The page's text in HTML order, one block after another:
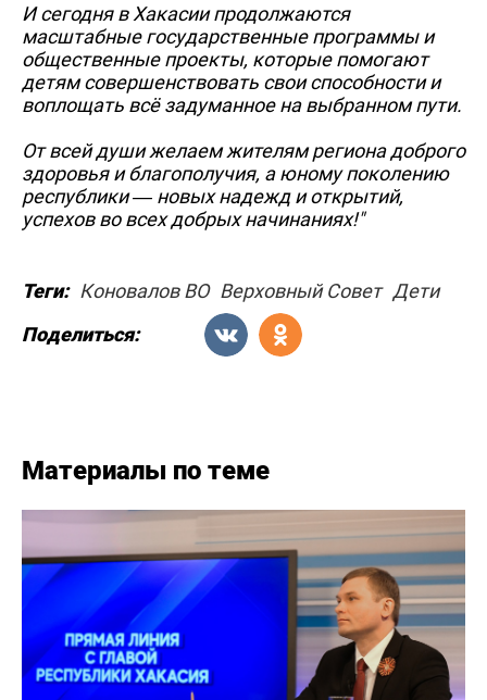
И сегодня в Хакасии продолжаются
масштабные государственные программы и
общественные проекты, которые помогают
детям совершенствовать свои способности и
воплощать всё задуманное на выбранном пути.
От всей души желаем жителям региона доброго
здоровья и благополучия, а юному поколению
республики — новых надежд и открытий,
успехов во всех добрых начинаниях!"
Теги: Коновалов ВО Верховный Совет Дети
Поделиться:
Материалы по теме